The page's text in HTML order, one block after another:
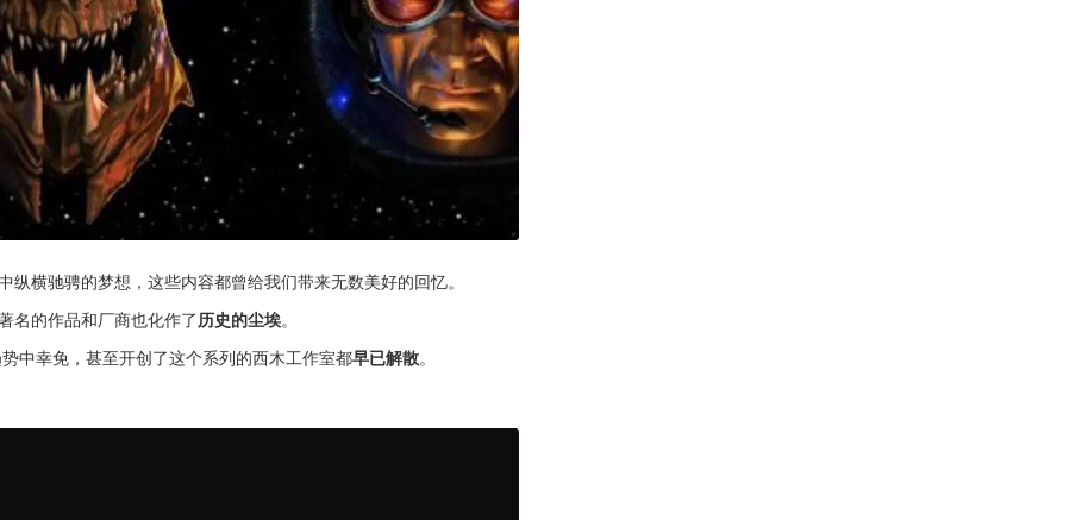
横驰骋的梦想，这些内容都曾给我们带来无数美好的回忆。
名的作品和厂商也化作了历史的尘埃。
中幸免，甚至开创了这个系列的西木工作室都早已解散。